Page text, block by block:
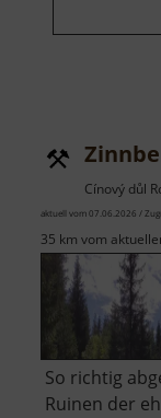
Cínový důl
aktuell vom 07.06.2026 /
35 km vom
So richtig
Ruinen der